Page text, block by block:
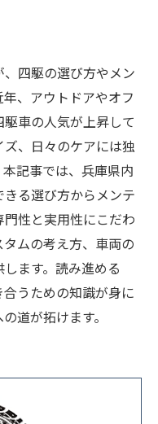
四駆の選び方やメン
、アウトドアやオフ
車の人気が上昇して
、日々のケアには独
記事では、兵庫県内
る選び方からメンテ
性と実用性にこだわ
ムの考え方、車両の
ます。読み進める
うための知識が身に
道が拓けます。